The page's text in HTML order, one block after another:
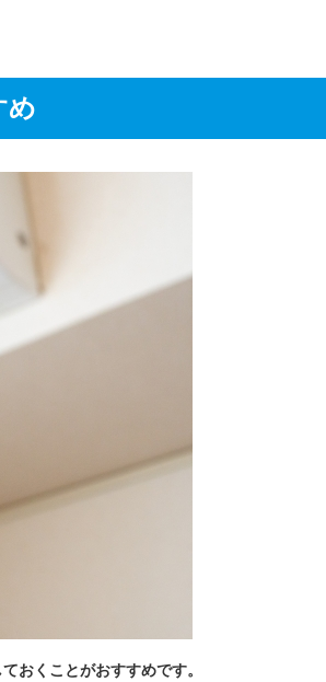
め
おくことがおすすめです。